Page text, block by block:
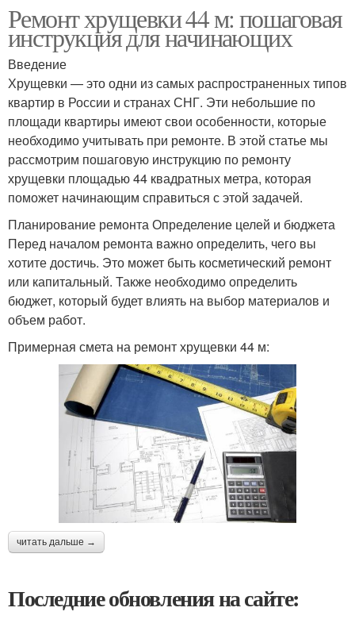
Ремонт хрущевки 44 м: пошаговая
инструкция для начинающих
Введение
Хрущевки — это одни из самых распространенных типов
квартир в России и странах СНГ. Эти небольшие по
площади квартиры имеют свои особенности, которые
необходимо учитывать при ремонте. В этой статье мы
рассмотрим пошаговую инструкцию по ремонту
хрущевки площадью 44 квадратных метра, которая
поможет начинающим справиться с этой задачей.
Планирование ремонта Определение целей и бюджета
Перед началом ремонта важно определить, чего вы
хотите достичь. Это может быть косметический ремонт
или капитальный. Также необходимо определить
бюджет, который будет влиять на выбор материалов и
объем работ.
Примерная смета на ремонт хрущевки 44 м:
читать дальше →
Последние обновления на сайте: